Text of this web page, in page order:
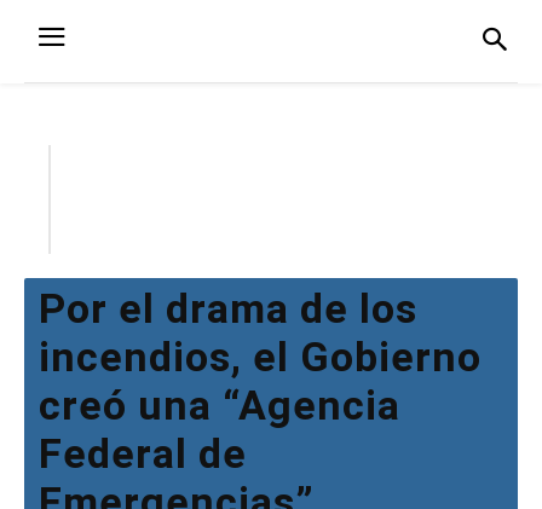
Por el drama de los
incendios, el Gobierno
creó una “Agencia
Federal de